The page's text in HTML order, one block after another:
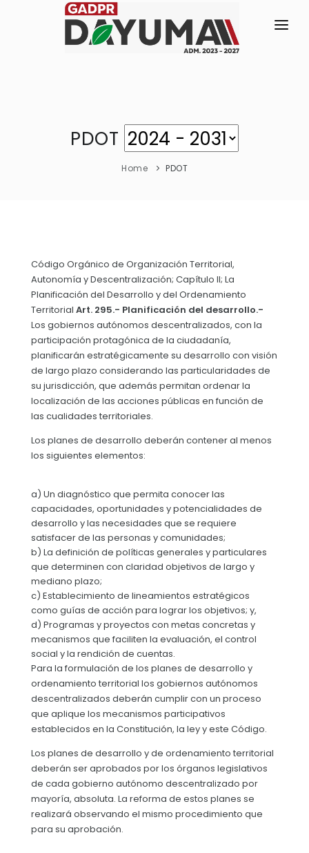
SÍMBOLOS CÍVICOS
Historia Actual
GEOGRAFÍA
Ubicación
Clima
Sesiones Extraordinarias
Resoluciones
Convocatorias
GESTIÓN ADMINISTRATIVA
Plan de desarrollo y Ordenamiento Territorial -
Plan Anual Contratación - PAC
Convenios Institucionales
Cédulas presupuestarias y balances
Procesos de contratación
Ejecución Presupuestaria
Obras y proyectos
CIUDADANÍA ACTIVA
Solicitud de acceso información pública
TURISMO
PDOT
Home PDOT
Código Orgánico de Organización Territorial,
Autonomía y Descentralización; Capítulo II; La
Planificación del Desarrollo y del Ordenamiento
Territorial Art. 295.- Planificación del desarrollo.-
Los gobiernos autónomos descentralizados, con la
participación protagónica de la ciudadanía,
planificarán estratégicamente su desarrollo con visión
de largo plazo considerando las particularidades de
su jurisdicción, que además permitan ordenar la
localización de las acciones públicas en función de
las cualidades territoriales.
Los planes de desarrollo deberán contener al menos
los siguientes elementos:
a) Un diagnóstico que permita conocer las
capacidades, oportunidades y potencialidades de
desarrollo y las necesidades que se requiere
satisfacer de las personas y comunidades;
b) La definición de políticas generales y particulares
que determinen con claridad objetivos de largo y
mediano plazo;
c) Establecimiento de lineamientos estratégicos
como guías de acción para lograr los objetivos; y,
d) Programas y proyectos con metas concretas y
mecanismos que faciliten la evaluación, el control
social y la rendición de cuentas.
Para la formulación de los planes de desarrollo y
ordenamiento territorial los gobiernos autónomos
descentralizados deberán cumplir con un proceso
que aplique los mecanismos participativos
establecidos en la Constitución, la ley y este Código.
Los planes de desarrollo y de ordenamiento territorial
deberán ser aprobados por los órganos legislativos
de cada gobierno autónomo descentralizado por
mayoría, absoluta. La reforma de estos planes se
realizará observando el mismo procedimiento que
para su aprobación.